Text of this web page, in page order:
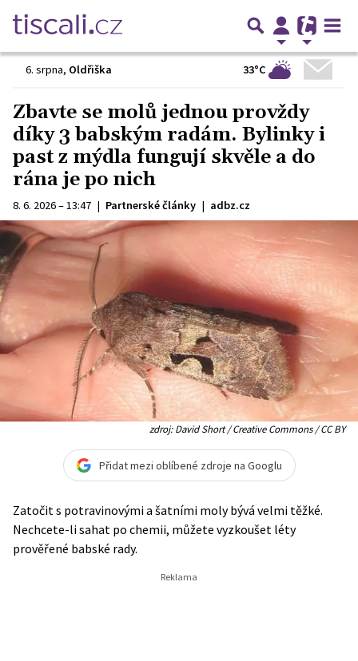
6. srpna, Oldřiška 33°C
Zbavte se molů jednou provždy
díky 3 babským radám. Bylinky i
past z mýdla fungují skvěle a do
rána je po nich
8. 6. 2026 – 13:47 | Partnerské články | adbz.cz
zdroj: David Short / Creative Commons / CC BY
Přidat mezi oblíbené zdroje na Googlu
Zatočit s potravinovými a šatními moly bývá velmi těžké.
Nechcete-li sahat po chemii, můžete vyzkoušet léty
prověřené babské rady.